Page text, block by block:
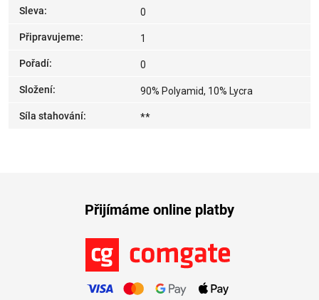
Sleva: 0
Připravujeme: 1
Pořadí: 0
Složení: 90% Polyamid, 10% Lycra
Síla stahování: **
Přijímáme online platby